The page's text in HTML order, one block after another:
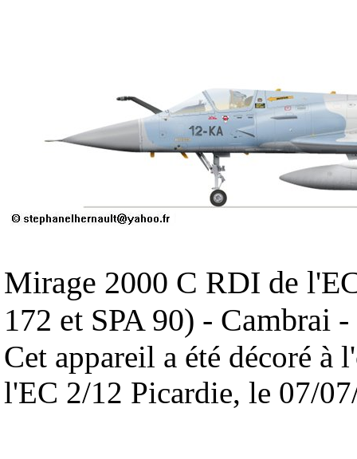
Mirage 2000 C RDI de
172 et SPA 90) - Cambrai
Cet appareil a été décoré à
l'EC 2/12 Picardie, le 07/